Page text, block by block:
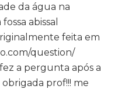
da água na
abissal
feita em
question/
a pergunta após a
prof!!! me